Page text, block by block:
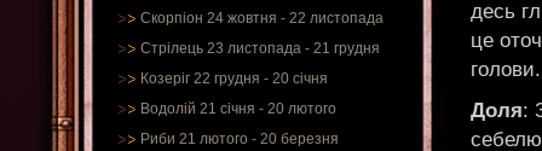
Скорпіон 24 жовтня - 22 листопада
Стрілець 23 листопада - 21 грудня
Козеріг 22 грудня - 20 січня
Водолій 21 січня - 20 лютого
Риби 21 лютого - 20 березня
десь
це
голови.
Доля: